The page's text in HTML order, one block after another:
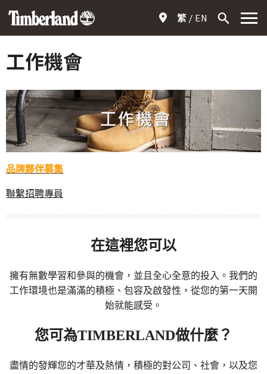
繁 EN
工作機會
品牌夥伴募集
聯繫招聘專員
在這裡您可以
擁有無數學習和參與的機會，並且全心全意的投入。我們的
工作環境也是滿滿的積極、包容及啟發性，從您的第一天開
始就能感受。
您可為TIMBERLAND做什麼？
盡情的發輝您的才華及熱情，積極的對公司、社會，以及您